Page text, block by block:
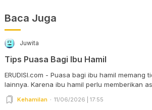
Baca Juga
Juwita
Tips Puasa Bagi Ibu Hamil
ERUDISI.com - Puasa bagi ibu hamil memang
lainnya. Karena ibu hamil perlu memberikan
Kehamilan 11/06/2026 | 17:55